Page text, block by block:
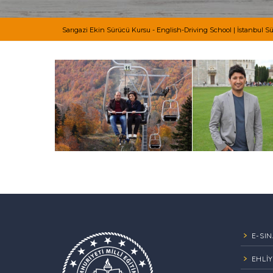
Sarıgazi Ekin Sürücü Kursu - English-Driving School | İstanbul
E-